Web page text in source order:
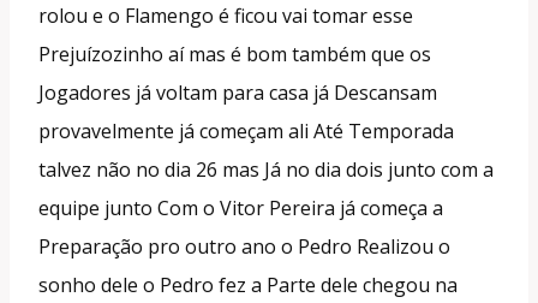
rolou e o Flamengo é ficou vai tomar esse
Prejuízozinho aí mas é bom também que os
Jogadores já voltam para casa já Descansam
provavelmente já começam ali Até Temporada
talvez não no dia 26 mas Já no dia dois junto com a
equipe junto Com o Vitor Pereira já começa a
Preparação pro outro ano o Pedro Realizou o
sonho dele o Pedro fez a Parte dele chegou na